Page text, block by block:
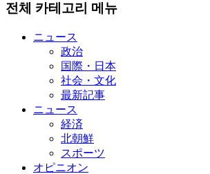
전체 카테고리 메뉴
ニュース
政治
国際・日本
社会・文化
最新記事
ニュース
経済
北朝鮮
スポーツ
オピニオン